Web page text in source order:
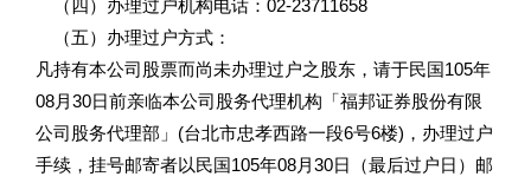
（四）办理过户机构电话：02-23711658
（五）办理过户方式：
凡持有本公司股票而尚未办理过户之股东，请于民国105年
08月30日前亲临本公司股务代理机构「福邦证券股份有限
公司股务代理部」(台北市忠孝西路一段6号6楼)，办理过户
手续，挂号邮寄者以民国105年08月30日（最后过户日）邮